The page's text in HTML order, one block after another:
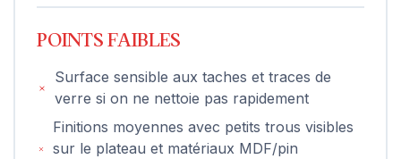
POINTS FAIBLES
Surface sensible aux taches et traces de
verre si on ne nettoie pas rapidement
Finitions moyennes avec petits trous visibles
sur le plateau et matériaux MDF/pin